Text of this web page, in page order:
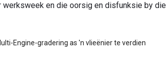
en die oorsig en disfunksie by
Engine-gradering as 'n vlieënier te verdien